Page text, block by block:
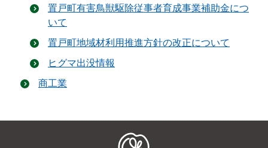
置戸町有害鳥獣駆除従事者育成事業補助金につ
いて
置戸町地域材利用推進方針の改正について
ヒグマ出没情報
商工業